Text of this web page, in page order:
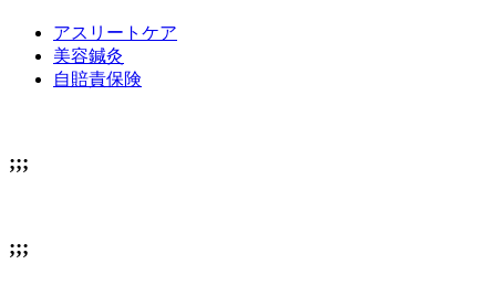
アスリートケア
美容鍼灸
自賠責保険
;;;
;;;